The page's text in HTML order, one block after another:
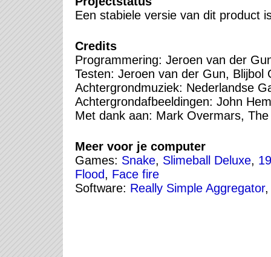
Een stabiele versie van dit product
Credits
Programmering: Jeroen van der
Testen: Jeroen van der Gun, Blijbol
Achtergrondmuziek: Nederlandse
Achtergrondafbeeldingen: John
Met dank aan: Mark Overmars,
Meer voor je computer
Games: Snake, Slimeball Deluxe,
Flood, Face fire
Software: Really Simple Aggregator